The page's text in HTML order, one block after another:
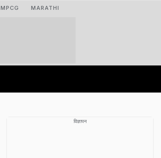
MPCG MARATHI
विज्ञापन